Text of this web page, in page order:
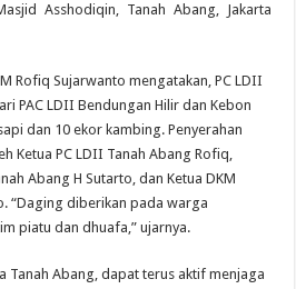
Asshodiqin, Tanah Abang, Jakarta
Rofiq Sujarwanto mengatakan, PC LDII
PAC LDII Bendungan Hilir dan Kebon
dan 10 ekor kambing. Penyerahan
Ketua PC LDII Tanah Abang Rofiq,
Abang H Sutarto, dan Ketua DKM
“Daging diberikan pada warga
piatu dan dhuafa,” ujarnya.
Tanah Abang, dapat terus aktif menjaga